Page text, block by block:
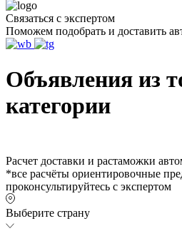
Связаться с экспертом
Поможем подобрать и доставить
Объявления из
категории
Расчет доставки и растаможки
*все расчёты ориентировочные
проконсультируйтесь с экспертом
Выберите страну